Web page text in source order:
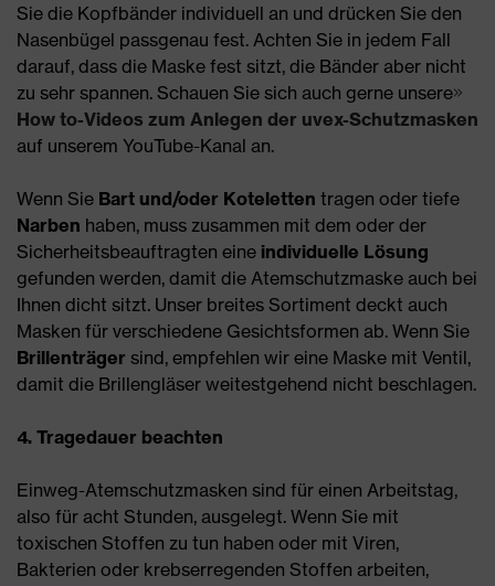
Sie die Kopfbänder individuell an und drücken Sie den
Nasenbügel passgenau fest. Achten Sie in jedem Fall
darauf, dass die Maske fest sitzt, die Bänder aber nicht
zu sehr spannen. Schauen Sie sich auch gerne unsere
How to-Videos zum Anlegen der uvex-Schutzmasken
auf unserem YouTube-Kanal an.
Wenn Sie Bart und/oder Koteletten tragen oder tiefe
Narben haben, muss zusammen mit dem oder der
Sicherheitsbeauftragten eine individuelle Lösung
gefunden werden, damit die Atemschutzmaske auch bei
Ihnen dicht sitzt. Unser breites Sortiment deckt auch
Masken für verschiedene Gesichtsformen ab. Wenn Sie
Brillenträger sind, empfehlen wir eine Maske mit Ventil,
damit die Brillengläser weitestgehend nicht beschlagen.
4. Tragedauer beachten
Einweg-Atemschutzmasken sind für einen Arbeitstag,
also für acht Stunden, ausgelegt. Wenn Sie mit
toxischen Stoffen zu tun haben oder mit Viren,
Bakterien oder krebserregenden Stoffen arbeiten,